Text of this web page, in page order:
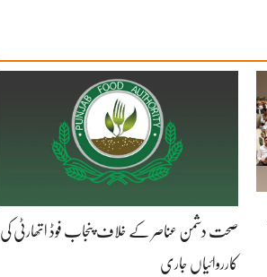
صحت دشمن عناصر کے خلاف پنجاب فوڈ اتھارٹی کی
کارروائیاں جاری